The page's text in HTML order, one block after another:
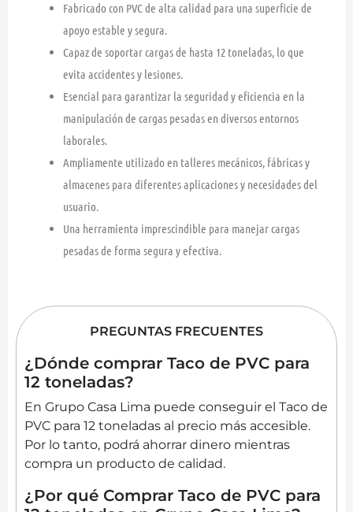
Fabricado con PVC de alta calidad para una superficie de
apoyo estable y segura.
Capaz de soportar cargas de hasta 12 toneladas, lo que
evita accidentes y lesiones.
Esencial para garantizar la seguridad y eficiencia en la
manipulación de cargas pesadas en diversos entornos
laborales.
Ampliamente utilizado en talleres mecánicos, fábricas y
almacenes para diferentes aplicaciones y necesidades del
usuario.
Una herramienta imprescindible para manejar cargas
pesadas de forma segura y efectiva.
PREGUNTAS FRECUENTES
¿Dónde comprar Taco de PVC para
12 toneladas?
En Grupo Casa Lima puede conseguir el Taco de
PVC para 12 toneladas al precio más accesible.
Por lo tanto, podrá ahorrar dinero mientras
compra un producto de calidad.
¿Por qué Comprar Taco de PVC para